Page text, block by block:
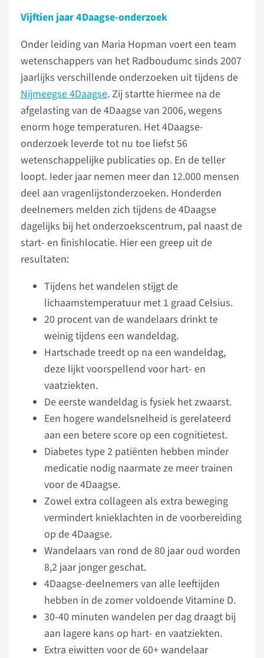
Vijftien jaar 4Daagse-onderzoek
Onder leiding van Maria Hopman voert een team
wetenschappers van het Radboudumc sinds 2007
jaarlijks verschillende onderzoeken uit tijdens de
Nijmeegse 4Daagse. Zij startte hiermee na de
afgelasting van de 4Daagse van 2006, wegens
enorm hoge temperaturen. Het 4Daagse-
onderzoek leverde tot nu toe liefst 56
wetenschappelijke publicaties op. En de teller
loopt. Ieder jaar nemen meer dan 12.000 mensen
deel aan vragenlijstonderzoeken. Honderden
deelnemers melden zich tijdens de 4Daagse
dagelijks bij het onderzoekscentrum, pal naast de
start- en finishlocatie. Hier een greep uit de
resultaten:
Tijdens het wandelen stijgt de
lichaamstemperatuur met 1 graad Celsius.
20 procent van de wandelaars drinkt te
weinig tijdens een wandeldag.
Hartschade treedt op na een wandeldag,
deze lijkt voorspellend voor hart- en
vaatziekten.
De eerste wandeldag is fysiek het zwaarst.
Een hogere wandelsnelheid is gerelateerd
aan een betere score op een cognitietest.
Diabetes type 2 patiënten hebben minder
medicatie nodig naarmate ze meer trainen
voor de 4Daagse.
Zowel extra collageen als extra beweging
vermindert knieklachten in de voorbereiding
op de 4Daagse.
Wandelaars van rond de 80 jaar oud worden
8,2 jaar jonger geschat.
4Daagse-deelnemers van alle leeftijden
hebben in de zomer voldoende Vitamine D.
30-40 minuten wandelen per dag draagt bij
aan lagere kans op hart- en vaatziekten.
Extra eiwitten voor de 60+ wandelaar